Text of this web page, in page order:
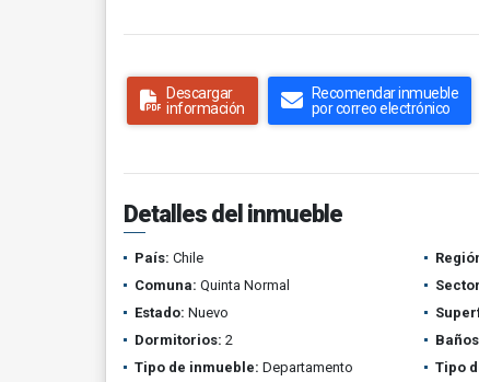
Descargar
información
Recomendar inmueble
por correo electrónico
Detalles del inmueble
País: Chile
Comuna: Quinta Normal
Estado: Nuevo
Dormitorios: 2
Tipo de inmueble: Departamento Tipo